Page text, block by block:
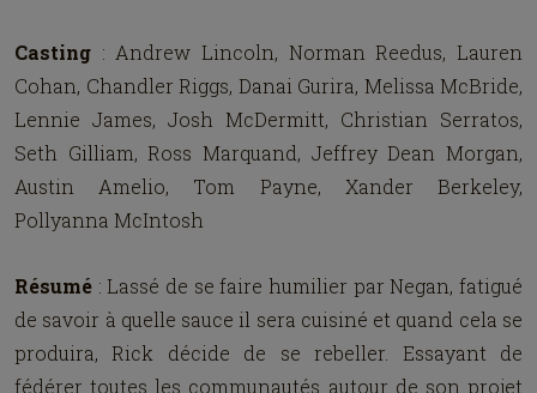
Casting : Andrew Lincoln, Norman Reedus, Lauren
Cohan, Chandler Riggs, Danai Gurira, Melissa McBride,
Lennie James, Josh McDermitt, Christian Serratos,
Seth Gilliam, Ross Marquand, Jeffrey Dean Morgan,
Austin Amelio, Tom Payne, Xander Berkeley,
Pollyanna McIntosh
Résumé : Lassé de se faire humilier par Negan, fatigué
de savoir à quelle sauce il sera cuisiné et quand cela se
produira, Rick décide de se rebeller. Essayant de
fédérer toutes les communautés autour de son projet